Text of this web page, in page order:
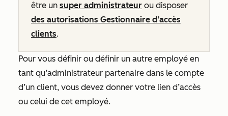
être un super administrateur ou disposer
des autorisations Gestionnaire d’accès
clients.
Pour vous définir ou définir un autre employé en
tant qu’administrateur partenaire dans le compte
d’un client, vous devez donner votre lien d’accès
ou celui de cet employé.